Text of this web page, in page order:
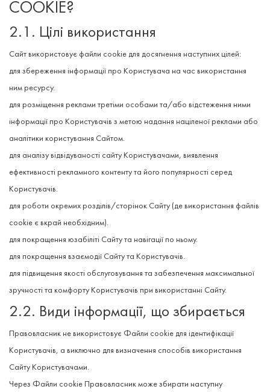
COOKIE?
2.1. Цілі використання
Сайт використовує файли cookie для досягнення наступних цілей:
для збереження інформації про Користувача на час використання
ним ресурсу.
для розміщення реклами третіми особами та/або відстеження ними
інформації про Користувачів з метою надання націленої реклами або
аналітики користування Сайтом.
для аналізу відвідуваності сайту Користувачами, виявлення
ефективності рекламного контенту та його популярності серед
Користувачів.
для роботи окремих розділів/сторінок Сайту (де використання файлів
cookie є вкрай необхідним).
для покращення юзабіліті Сайту та навігації по ньому.
для покращення взаємодії Сайту та Користувачів.
для підвищення якості обслуговування та забезпечення максимальної
зручності та комфорту Користувачів при використанні Сайту.
2.2. Види інформації, що збирається
Правовласник не використовує Файли cookie для ідентифікації
Користувачів, а виключно для визначення способів використання
Сайту Користувачами.
Через Файли cookie Правовласник може збирати наступну